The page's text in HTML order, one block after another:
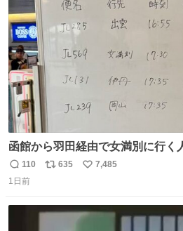
数
函館から羽田経由で女満別に行く
返
信
110
リ
ト
635
い
数
7,485
1日前